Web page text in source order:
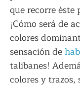
que recorre éste
¡Cómo será de
colores
sensación de
talibanes!
colores y